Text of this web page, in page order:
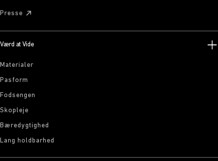
Presse
Værd at Vide
Materialer
Pasform
Fodsengen
Skopleje
Bæredygtighed
Lang holdbarhed